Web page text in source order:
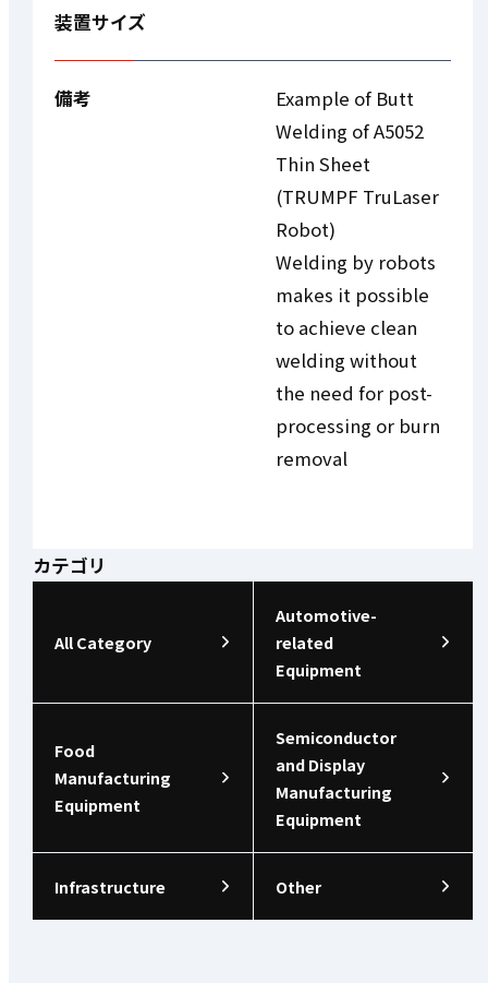
カテゴリ
All Category
Automotive-
related
Equipment
Food
Manufacturing
Equipment
Semiconductor
and Display
Manufacturing
Equipment
Infrastructure Other
装置サイズ
備考
Example of Butt
Welding of A5052
Thin Sheet
(TRUMPF TruLaser
Robot)
Welding by robots
makes it possible
to achieve clean
welding without
the need for post-
processing or burn
removal